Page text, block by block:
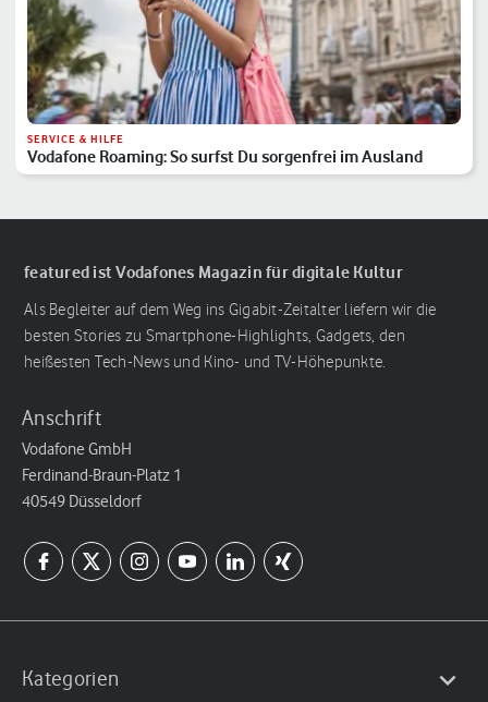
SERVICE & HILFE
Vodafone Roaming: So surfst Du sorgenfrei im Ausland
featured ist Vodafones Magazin für digitale Kultur
Als Begleiter auf dem Weg ins Gigabit-Zeitalter liefern wir die
besten Stories zu Smartphone-Highlights, Gadgets, den
heißesten Tech-News und Kino- und TV-Höhepunkte.
Anschrift
Vodafone GmbH
Ferdinand-Braun-Platz 1
40549 Düsseldorf
Kategorien